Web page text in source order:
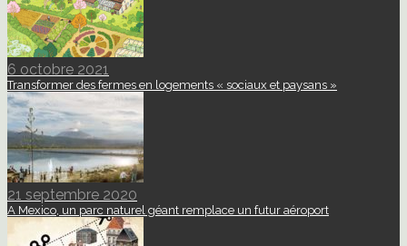
6 octobre 2021
Transformer des fermes en logements « sociaux et paysans »
21 septembre 2020
A Mexico, un parc naturel géant remplace un futur aéroport